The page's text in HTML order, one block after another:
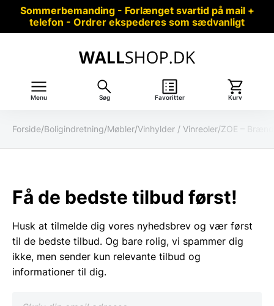
Sommerbemanding - Forlænget svartid på mail +
telefon - Ordrer ekspederes som sædvanligt
Menu Søg Favoritter Kurv
Forside/Boligindretning/Møbler/Vinhylder / Vinreoler/ZOE –
Få de bedste tilbud først!
Husk at tilmelde dig vores nyhedsbrev og vær først
til de bedste tilbud. Og bare rolig, vi spammer dig
ikke, men sender kun relevante tilbud og
informationer til dig.